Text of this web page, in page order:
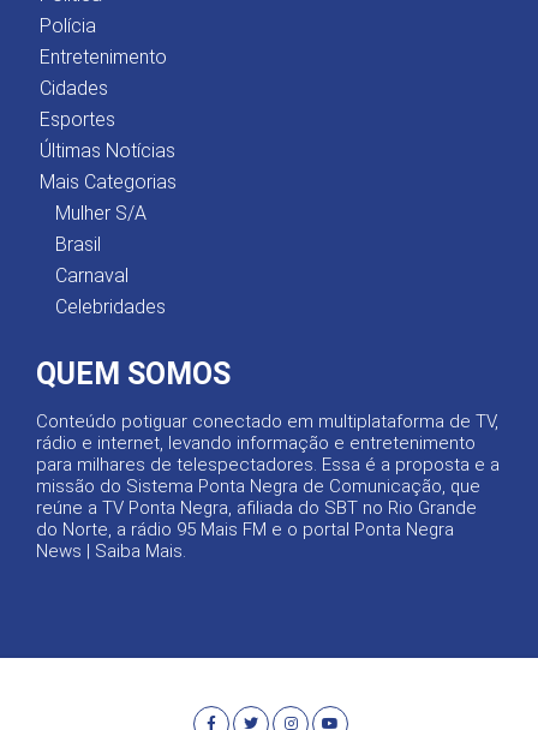
Polícia
Entretenimento
Cidades
Esportes
Últimas Notícias
Mais Categorias
Mulher S/A
Brasil
Carnaval
Celebridades
QUEM SOMOS
Conteúdo potiguar conectado em multiplataforma de TV,
rádio e internet, levando informação e entretenimento
para milhares de telespectadores. Essa é a proposta e a
missão do Sistema Ponta Negra de Comunicação, que
reúne a TV Ponta Negra, afiliada do SBT no Rio Grande
do Norte, a rádio 95 Mais FM e o portal Ponta Negra
News | Saiba Mais.